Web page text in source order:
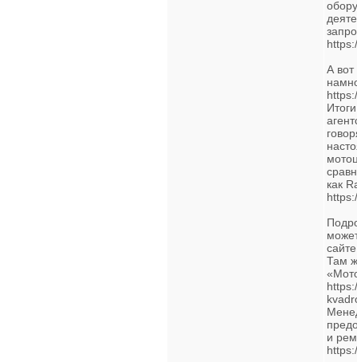
А вот
как
Там
и